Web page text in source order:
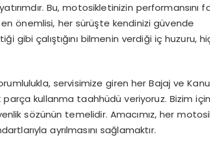
Bu, motosikletinizin performansını
önemlisi, her sürüşte kendinizi güvende
gibi çalıştığını bilmenin verdiği iç huzuru,
servisimize giren her Bajaj ve
kullanma taahhüdü veriyoruz. Bizim
sözünün temelidir. Amacımız, her
ayrılmasını sağlamaktır.